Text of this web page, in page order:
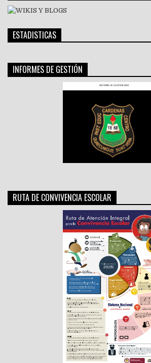
ESTADISTICAS
INFORMES DE GESTIÓN
RUTA DE CONVIVENCIA ESCOLAR